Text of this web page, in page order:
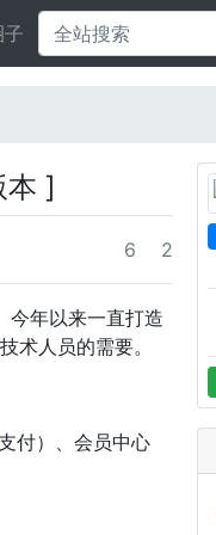
子
本 ]
6 2
今年以来一直打造
术人员的需要。
付）、会员中心